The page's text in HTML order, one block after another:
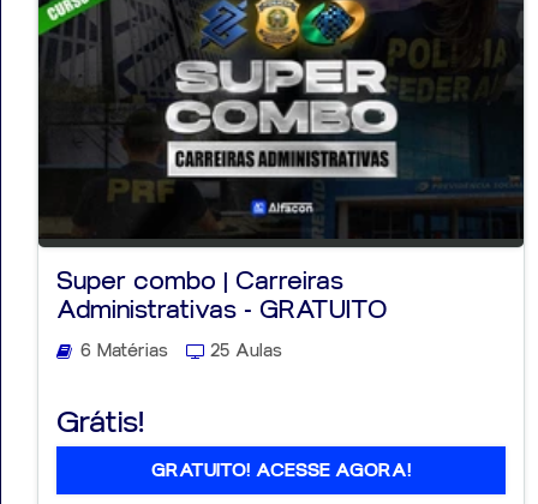
Super combo | Carreiras
Administrativas - GRATUITO
6 Matérias 25 Aulas
Grátis!
GRATUITO! ACESSE AGORA!